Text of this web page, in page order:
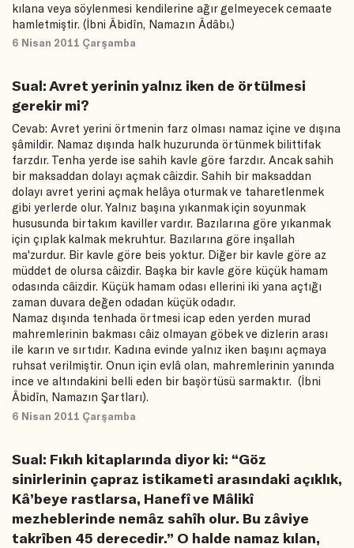
kılana veya söylenmesi kendilerine ağır gelmeyecek cemaate
hamletmiştir. (İbni Âbidîn, Namazın Âdâbı.)
6 Nisan 2011 Çarşamba
Sual: Avret yerinin yalnız iken de örtülmesi
gerekir mi?
Cevab: Avret yerini örtmenin farz olması namaz içine ve dışına
şâmildir. Namaz dışında halk huzurunda örtünmek bilittifak
farzdır. Tenha yerde ise sahih kavle göre farzdır. Ancak sahih
bir maksaddan dolayı açmak câizdir. Sahih bir maksaddan
dolayı avret yerini açmak helâya oturmak ve taharetlenmek
gibi yerlerde olur. Yalnız başına yıkanmak için soyunmak
hususunda birtakım kaviller vardır. Bazılarına göre yıkanmak
için çıplak kalmak mekruhtur. Bazılarına göre inşallah
ma'zurdur. Bir kavle göre beis yoktur. Diğer bir kavle göre az
müddet de olursa câizdir. Başka bir kavle göre küçük hamam
odasında câizdir. Küçük hamam odası ellerini iki yana açtığı
zaman duvara değen odadan küçük odadır.
Namaz dışında tenhada örtmesi icap eden yerden murad
mahremlerinin bakması câiz olmayan göbek ve dizlerin arası
ile karın ve sırtıdır. Kadına evinde yalnız iken başını açmaya
ruhsat verilmiştir. Onun için evlâ olan, mahremlerinin yanında
ince ve altındakini belli eden bir başörtüsü sarmaktır. (İbni
Âbidîn, Namazın Şartları).
6 Nisan 2011 Çarşamba
Sual: Fıkıh kitaplarında diyor ki: “Göz
sinirlerinin çapraz istikameti arasındaki açıklık,
Kâ’beye rastlarsa, Hanefî ve Mâlikî
mezheblerinde nemâz sahîh olur. Bu zâviye
takrîben 45 derecedir.” O halde namaz kılan,